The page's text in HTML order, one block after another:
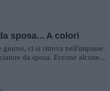
sposa... A colori
giorno, ci si ritrova nell'impasse
da sposa. Eccone alcune